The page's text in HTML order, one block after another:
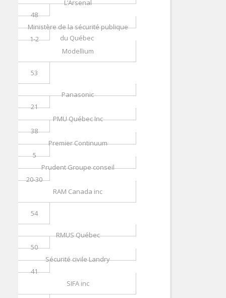
L’Arsenal
48
Ministère de la sécurité publique
du Québec
1-2
Modellium
53
Panasonic
21
PMU Québec Inc
38
Premier Continuum
5
Prudent Groupe conseil
20-30
RAM Canada inc
54
RMUS Québec
50
Sécurité civile Landry
41
SIFA inc